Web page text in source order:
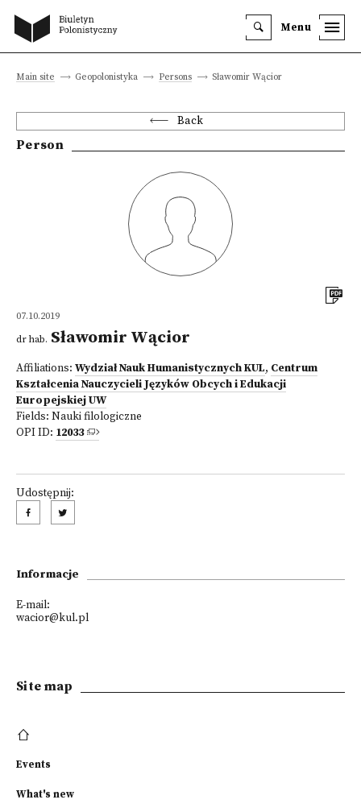
Menu
Main site Geopolonistyka Persons Sławomir Wącior
Back
Person
07.10.2019
dr hab. Sławomir Wącior
Affiliations: Wydział Nauk Humanistycznych KUL, Centrum
Kształcenia Nauczycieli Języków Obcych i Edukacji
Europejskiej UW
Fields: Nauki filologiczne
OPI ID: 12033
Udostępnij:
Informacje
E-mail:
wacior@kul.pl
Site map
Events
What's new